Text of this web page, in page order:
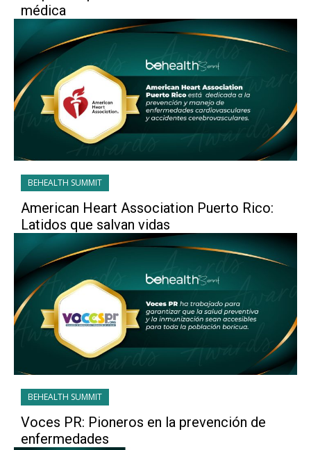
médica
BEHEALTH SUMMIT
American Heart Association Puerto Rico:
Latidos que salvan vidas
BEHEALTH SUMMIT
Voces PR: Pioneros en la prevención de
enfermedades